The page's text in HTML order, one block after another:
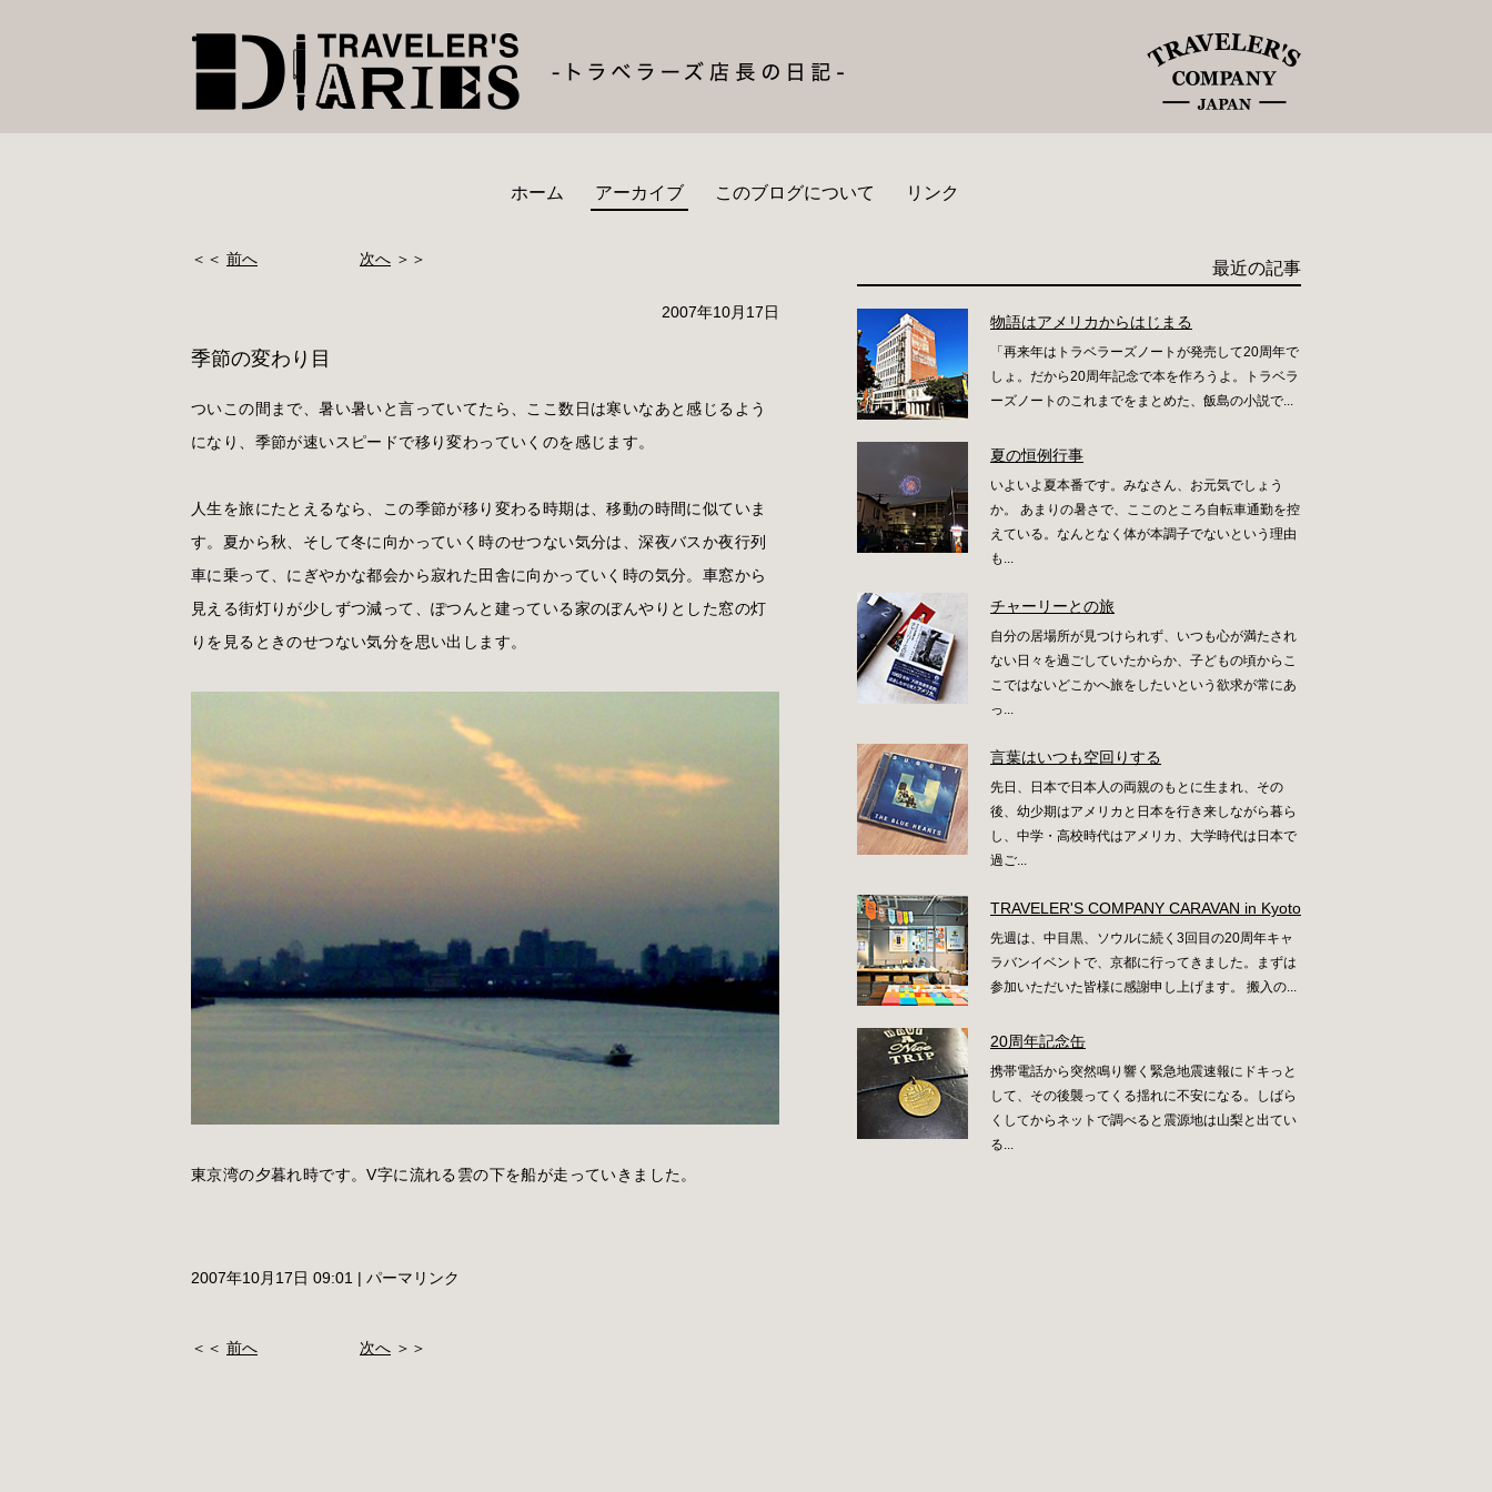
ホーム アーカイブ このブログについて リンク
＜＜ 前へ 次へ ＞＞
2007年10月17日
季節の変わり目
ついこの間まで、暑い暑いと言っていてたら、ここ数日は寒いなあと感じるよう
になり、季節が速いスピードで移り変わっていくのを感じます。
人生を旅にたとえるなら、この季節が移り変わる時期は、移動の時間に似ていま
す。夏から秋、そして冬に向かっていく時のせつない気分は、深夜バスか夜行列
車に乗って、にぎやかな都会から寂れた田舎に向かっていく時の気分。車窓から
見える街灯りが少しずつ減って、ぽつんと建っている家のぼんやりとした窓の灯
りを見るときのせつない気分を思い出します。
東京湾の夕暮れ時です。V字に流れる雲の下を船が走っていきました。
2007年10月17日 09:01 | パーマリンク
＜＜ 前へ 次へ ＞＞
最近の記事
物語はアメリカからはじまる
「再来年はトラベラーズノートが発売して20周年で
しょ。だから20周年記念で本を作ろうよ。トラベラ
ーズノートのこれまでをまとめた、飯島の小説で...
夏の恒例行事
いよいよ夏本番です。みなさん、お元気でしょう
か。 あまりの暑さで、ここのところ自転車通勤を控
えている。なんとなく体が本調子でないという理由
も...
チャーリーとの旅
自分の居場所が見つけられず、いつも心が満たされ
ない日々を過ごしていたからか、子どもの頃からこ
こではないどこかへ旅をしたいという欲求が常にあ
っ...
言葉はいつも空回りする
先日、日本で日本人の両親のもとに生まれ、その
後、幼少期はアメリカと日本を行き来しながら暮ら
し、中学・高校時代はアメリカ、大学時代は日本で
過ご...
TRAVELER'S COMPANY CARAVAN in Kyoto
先週は、中目黒、ソウルに続く3回目の20周年キャ
ラバンイベントで、京都に行ってきました。まずは
参加いただいた皆様に感謝申し上げます。 搬入の...
20周年記念缶
携帯電話から突然鳴り響く緊急地震速報にドキっと
して、その後襲ってくる揺れに不安になる。しばら
くしてからネットで調べると震源地は山梨と出てい
る...